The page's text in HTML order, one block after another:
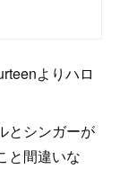
よりハロ
とシンガーが
と間違いな